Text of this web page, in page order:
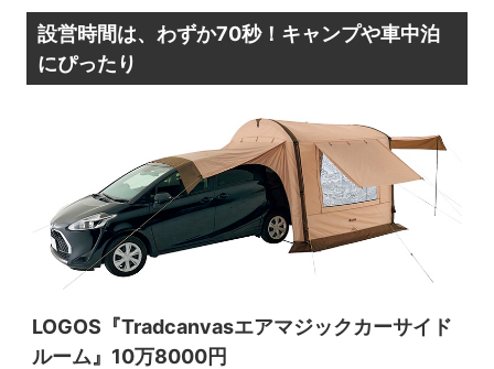
設営時間は、わずか70秒！キャンプや車中泊
にぴったり
LOGOS『Tradcanvasエアマジックカーサイド
ルーム』10万8000円